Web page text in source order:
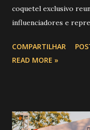
coquetel exclusivo
influenciadores e
festa : a chegada do
do Circuito Rancho
impacto é tão grande
COMPARTILHAR
READ MORE »